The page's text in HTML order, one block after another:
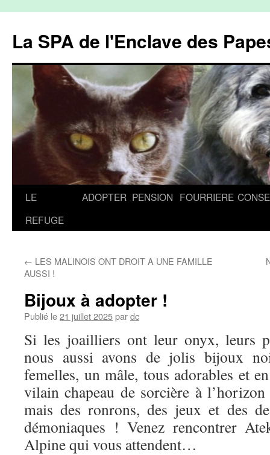
La SPA de l'Enclave des
Aller
LE
REFUGE
ADOPTER PENSION FOURRIERE
← LES MALINOIS ONT DROIT A UNE FAMILLE
AUSSI !
Bijoux à adopter !
Publié le21 juillet 2025pardc
Si les joailliers ont leur onyx, leurs
nous aussi avons de jolis bijoux
femelles, un mâle, tous adorables et
vilain chapeau de sorcière à
mais des ronrons, des jeux et des
démoniaques ! Venez rencontrer
Alpine qui vous attendent…